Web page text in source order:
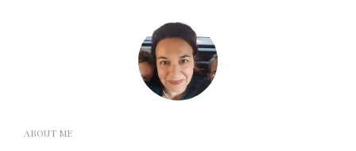
ABOUT ME